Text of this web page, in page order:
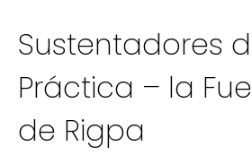
Sustentadores
Práctica – la
de Rigpa